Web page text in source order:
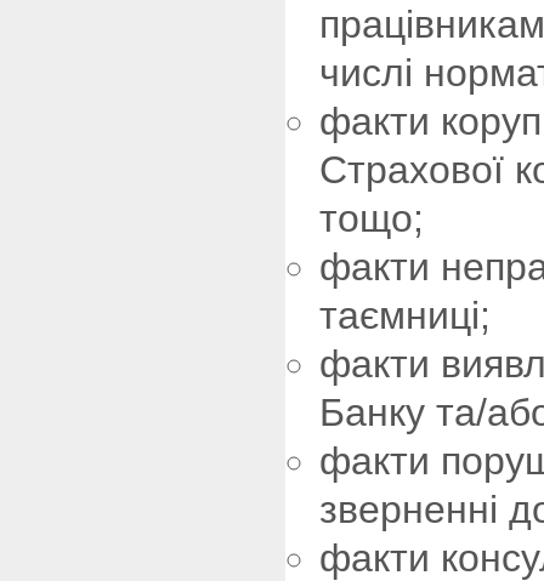
числі
факти
Страхової
тощо;
факти
таємниці;
факти
Банку та/
факти
зверненні
факти